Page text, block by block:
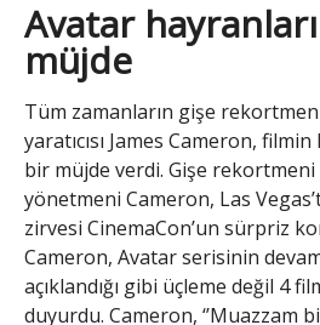
Avatar
müjde
Tüm zamanların gişe
yaratıcısı James Cameron,
bir müjde verdi. Gişe rekortmeni
yönetmeni Cameron, Las
zirvesi CinemaCon’un sürpriz
Cameron, Avatar serisinin
açıklandığı gibi üçleme değil 4
duyurdu. Cameron, ‘’Muazzam